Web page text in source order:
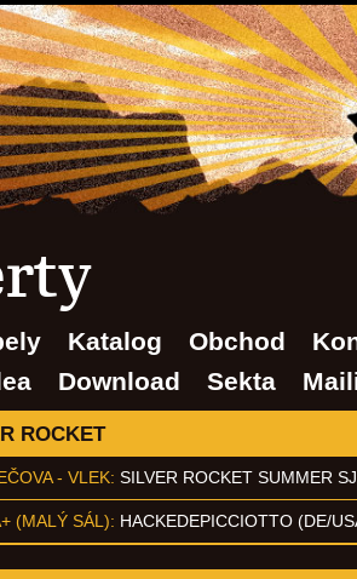
Katalog Obchod
Download Sekta
ROCKET
- VLEK: SILVER ROCKET SUMMER
(MALÝ SÁL): HACKEDEPICCIOTTO (DE/